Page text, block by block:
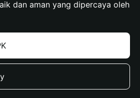
dan aman yang dipercaya oleh